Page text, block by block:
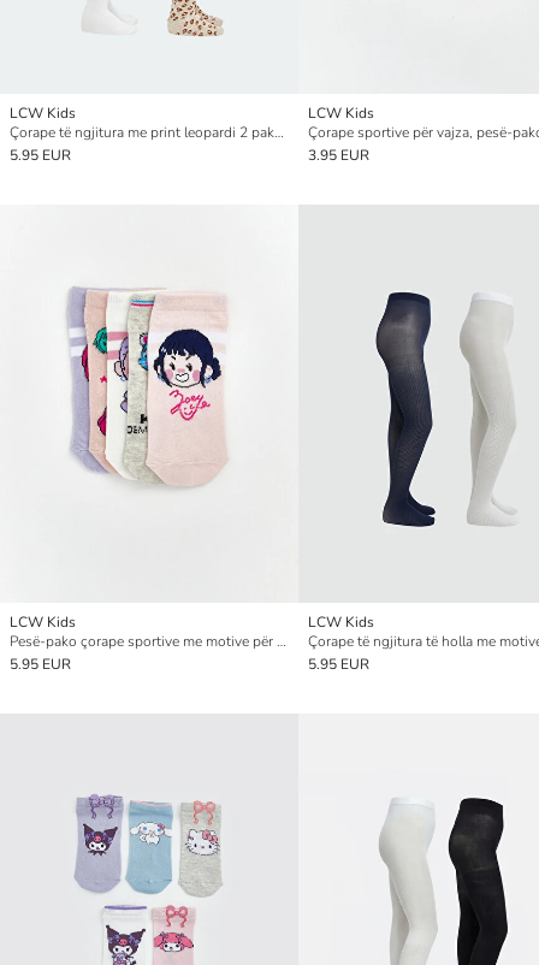
LCW Kids
Çorape të ngjitura me print leopardi 2 pako për vajza
5.95 EUR
LCW Kids
Çorape sportive për vajza, pesë-
3.95 EUR
LCW Kids
Pesë-pako çorape sportive me motive për vajza
5.95 EUR
LCW Kids
5.95 EUR